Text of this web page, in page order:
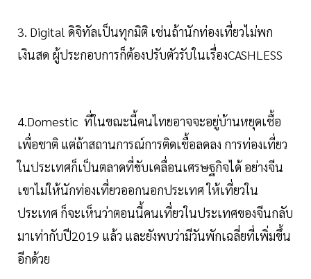
3. Digital ดิจิทัลเป็นทุกมิติ เช่นถ้านักท่องเที่ยวไม่พก
เงินสด ผู้ประกอบการก็ต้องปรับตัวรับในเรื่องCASHLESS
4.Domestic ที่ในขณะนี้คนไทยอาจจะอยู่บ้านหยุดเชื้อ
เพื่อชาติ แต่ถ้าสถานการณ์การติดเชื้อลดลง การท่องเที่ยว
ในประเทศก็เป็นตลาดที่ขับเคลื่อนเศรษฐกิจได้ อย่างจีน
เขาไม่ให้นักท่องเที่ยวออกนอกประเทศ ให้เที่ยวใน
ประเทศ ก็จะเห็นว่าตอนนี้คนเที่ยวในประเทศของจีนกลับ
มาเท่ากับปี2019 แล้ว และยังพบว่ามีวันพักเฉลี่ยที่เพิ่มขึ้น
อีกด้วย